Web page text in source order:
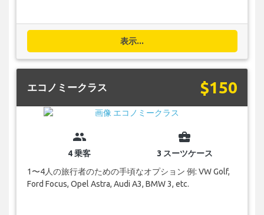
表示...
エコノミークラス $150
group
4 乗客
business_center
3 スーツケース
1〜4人の旅行者のための手頃なオプション 例: VW Golf,
Ford Focus, Opel Astra, Audi A3, BMW 3, etc.